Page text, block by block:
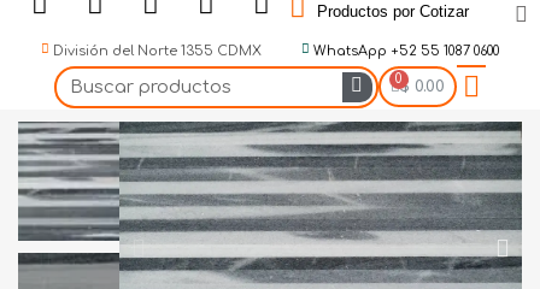
Productos por Cotizar
División del Norte 1355 CDMX WhatsApp +52 55 1087 0600
$ 0.00